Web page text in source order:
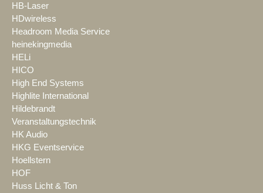
HB-Laser
HDwireless
Headroom Media Service
heinekingmedia
HELi
HICO
High End Systems
Highlite International
Hildebrandt
Veranstaltungstechnik
HK Audio
HKG Eventservice
Hoellstern
HOF
Huss Licht & Ton